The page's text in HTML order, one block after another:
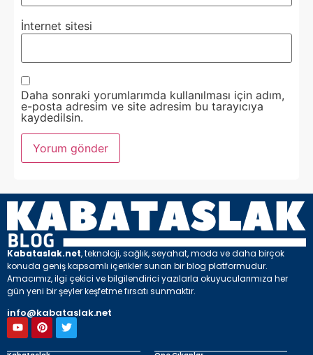
İnternet sitesi
Daha sonraki yorumlarımda kullanılması için adım,
e-posta adresim ve site adresim bu tarayıcıya
kaydedilsin.
Kabataslak.net, teknoloji, sağlık, seyahat, moda ve daha birçok
konuda geniş kapsamlı içerikler sunan bir blog platformudur.
Amacımız, ilgi çekici ve bilgilendirici yazılarla okuyucularımıza her
gün yeni bir şeyler keşfetme fırsatı sunmaktır.
info@kabataslak.net